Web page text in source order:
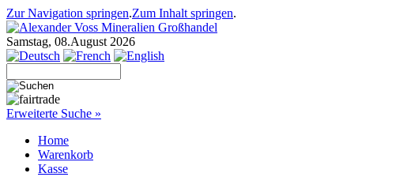
Zur Navigation springen.Zum Inhalt springen.
Samstag, 08.August 2026
Erweiterte Suche »
Home
Warenkorb
Kasse